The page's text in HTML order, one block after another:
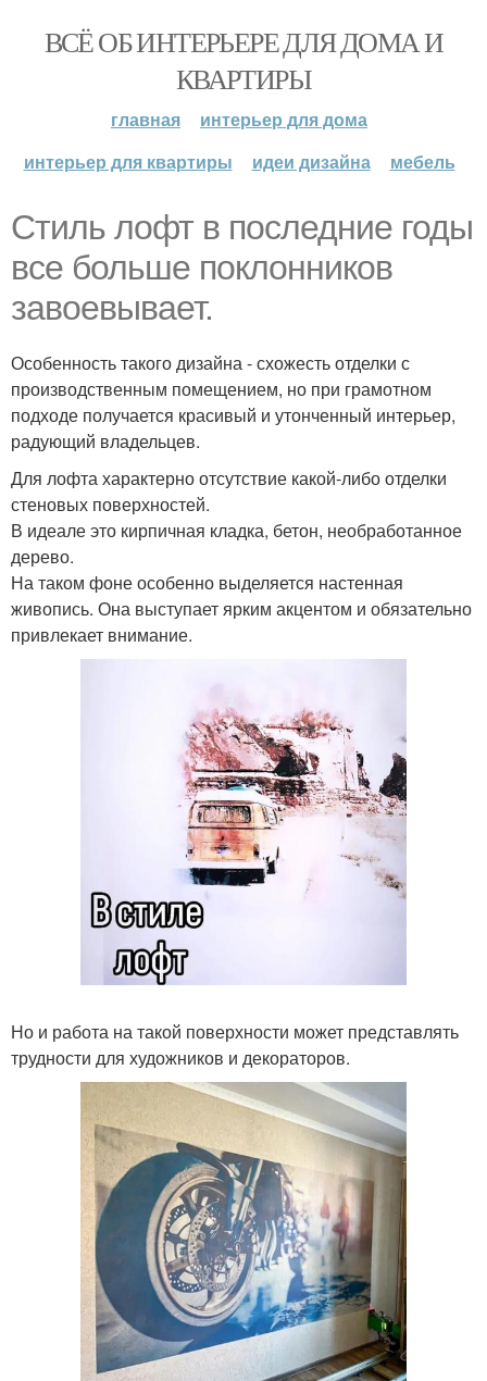
ВСЁ ОБ ИНТЕРЬЕРЕ ДЛЯ ДОМА И
КВАРТИРЫ
главная
интерьер для дома
интерьер для квартиры
идеи дизайна мебель
Стиль лофт в последние годы
все больше поклонников
завоевывает.
Особенность такого дизайна - схожесть отделки с
производственным помещением, но при грамотном
подходе получается красивый и утонченный интерьер,
радующий владельцев.
Для лофта характерно отсутствие какой-либо отделки
стеновых поверхностей.
В идеале это кирпичная кладка, бетон, необработанное
дерево.
На таком фоне особенно выделяется настенная
живопись. Она выступает ярким акцентом и обязательно
привлекает внимание.
Но и работа на такой поверхности может представлять
трудности для художников и декораторов.